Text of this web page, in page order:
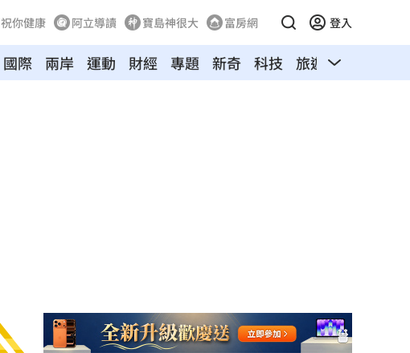
祝你健康 阿立導讀 寶島神很大 富房網 登入
國際 兩岸 運動 財經 專題 新奇 科技 旅遊 汽車